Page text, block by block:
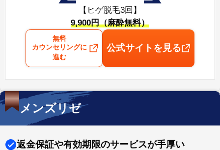
【ヒゲ脱毛3回】
⁠9,900円（麻酔無料）
無料
カウンセリングに
進む
公式サイトを見る
メンズリゼ
返金保証や有効期限のサービスが手厚い